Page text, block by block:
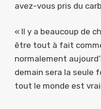
avez-vous pris du
« Il y a beaucoup de
être tout à fait
normalement
demain sera la seule
tout le monde est